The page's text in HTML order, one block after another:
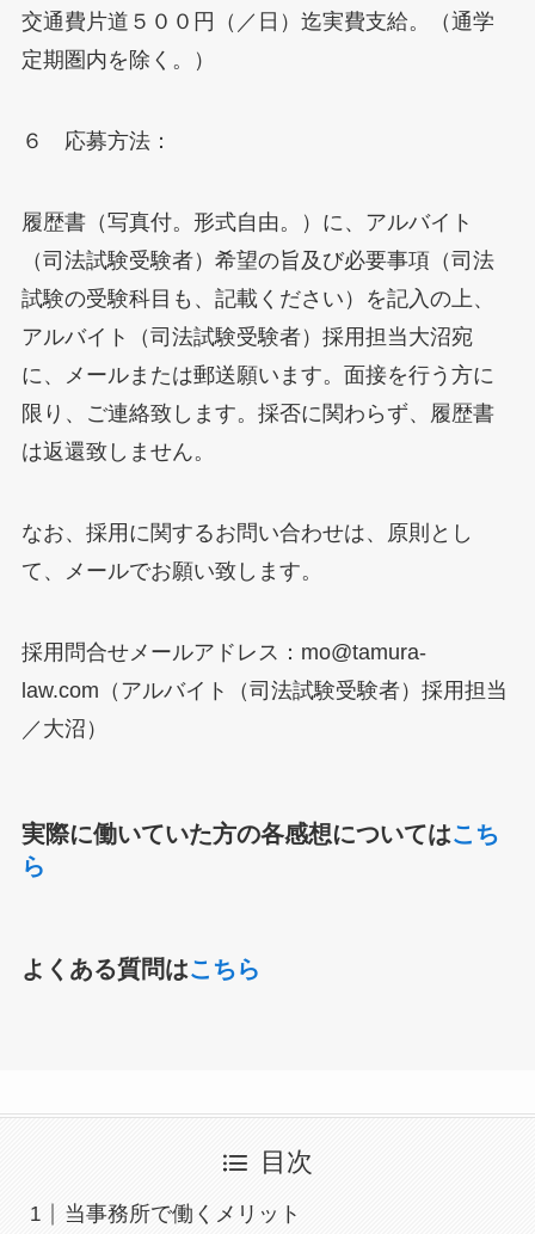
交通費片道５００円（／日）迄実費支給。（通学
定期圏内を除く。）
６ 応募方法：
履歴書（写真付。形式自由。）に、アルバイト
（司法試験受験者）希望の旨及び必要事項（司法
試験の受験科目も、記載ください）を記入の上、
アルバイト（司法試験受験者）採用担当大沼宛
に、メールまたは郵送願います。面接を行う方に
限り、ご連絡致します。採否に関わらず、履歴書
は返還致しません。
なお、採用に関するお問い合わせは、原則とし
て、メールでお願い致します。
採用問合せメールアドレス：mo@tamura-
law.com（アルバイト（司法試験受験者）採用担当
／大沼）
実際に働いていた方の各感想についてはこち
ら
よくある質問はこちら
目次
当事務所で働くメリット